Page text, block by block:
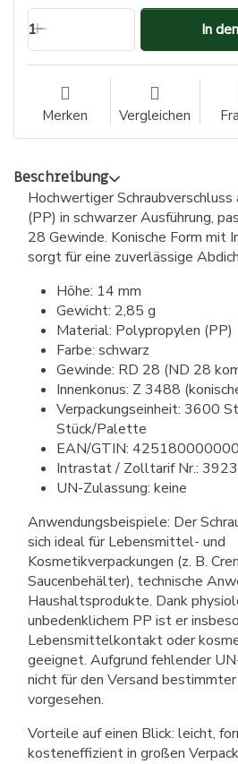
1 In
Merken Vergleichen
Beschreibung
Hochwertiger
(PP) in schwarzer Ausführung,
28 Gewinde. Konische Form mit
sorgt für eine zuverlässige
Höhe: 14 mm
Gewicht: 2,85 g
Material: Polypropylen (PP)
Farbe: schwarz
Gewinde: RD 28 (ND 28
Innenkonus: Z 3488
Verpackungseinheit: 3600
Stück/Palette
EAN/GTIN:
Intrastat / Zolltarif Nr.:
UN-Zulassung: keine
Anwendungsbeispiele: Der
sich ideal für Lebensmittel- und
Kosmetikverpackungen (z. B.
Saucenbehälter), technische
Haushaltsprodukte. Dank
unbedenklichem PP ist er
Lebensmittelkontakt oder
geeignet. Aufgrund fehlender
nicht für den Versand
vorgesehen.
Vorteile auf einen Blick: leicht,
kosteneffizient in großen